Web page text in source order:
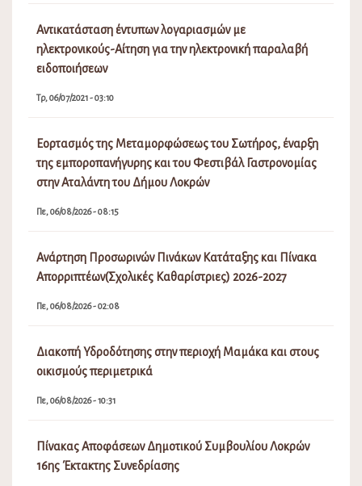
Αντικατάσταση έντυπων λογαριασμών με
ηλεκτρονικούς-Αίτηση για την ηλεκτρονική παραλαβή
ειδοποιήσεων
Τρ, 06/07/2021 - 03:10
Εορτασμός της Μεταμορφώσεως του Σωτήρος, έναρξη
της εμποροπανήγυρης και του Φεστιβάλ Γαστρονομίας
στην Αταλάντη του Δήμου Λοκρών
Πε, 06/08/2026 - 08:15
Ανάρτηση Προσωρινών Πινάκων Κατάταξης και Πίνακα
Απορριπτέων(Σχολικές Καθαρίστριες) 2026-2027
Πε, 06/08/2026 - 02:08
Διακοπή Υδροδότησης στην περιοχή Μαμάκα και στους
οικισμούς περιμετρικά
Πε, 06/08/2026 - 10:31
Πίνακας Αποφάσεων Δημοτικού Συμβουλίου Λοκρών
16ης Έκτακτης Συνεδρίασης